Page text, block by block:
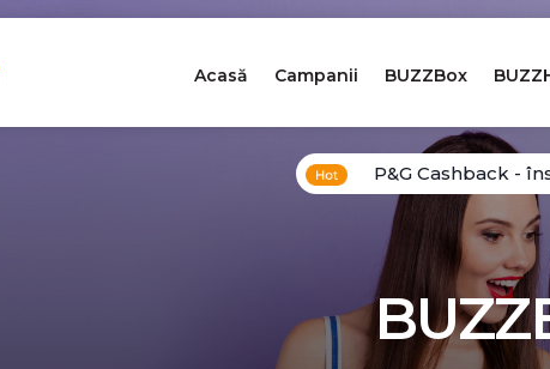
Acasă Campanii BUZZBox
P&G Cashback -